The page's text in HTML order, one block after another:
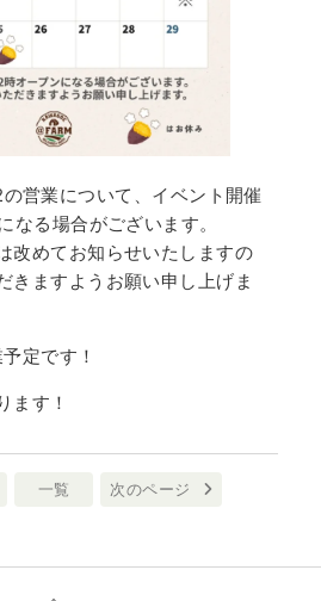
営業について、イベント開催
なる場合がございます。
改めてお知らせいたしますの
きますようお願い申し上げま
定です！
ます！
一覧 次のページ